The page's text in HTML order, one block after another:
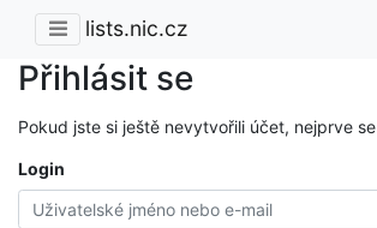
lists.nic.cz
Přihlásit se
Pokud jste si ještě nevytvořili účet, nejprve se
Login